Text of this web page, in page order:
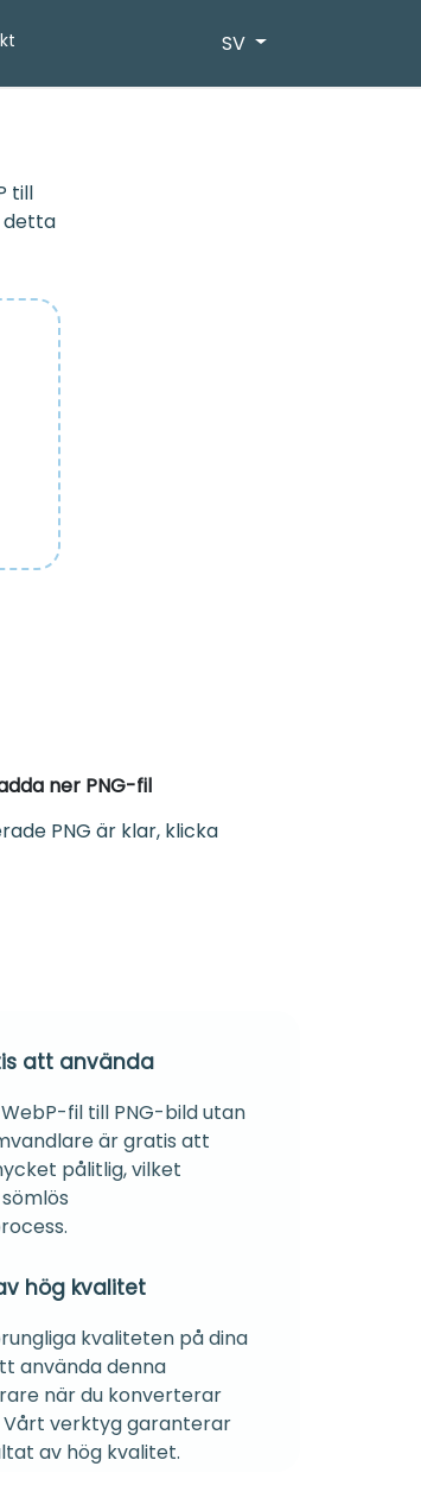
SV
till
detta
ner PNG-fil
PNG är klar, klicka
att använda
fil till PNG-bild utan
är gratis att
pålitlig, vilket
hög kvalitet
kvaliteten på dina
använda denna
när du konverterar
Vårt verktyg garanterar
av hög kvalitet.